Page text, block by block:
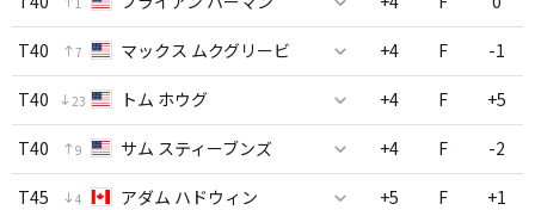
T40 7 マックス ムクグリービ +4 F -1
T40 23 トム ホウグ +4 F +5
T40 9 サム スティーブンズ +4 F -2
T45 4 アダム ハドウィン +5 F +1